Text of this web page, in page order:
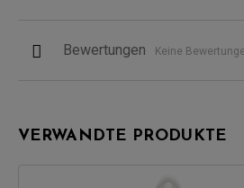
Bewertungen Keine
VERWANDTE PRODUKTE